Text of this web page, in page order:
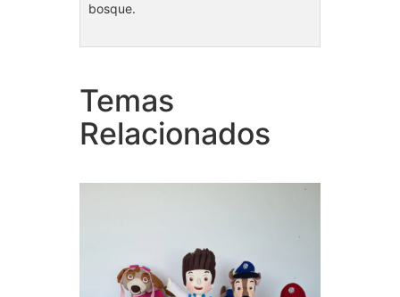
bosque.
Temas
Relacionados
Coleção Patrulha Canina